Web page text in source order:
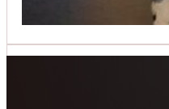
🔧 Geräte-